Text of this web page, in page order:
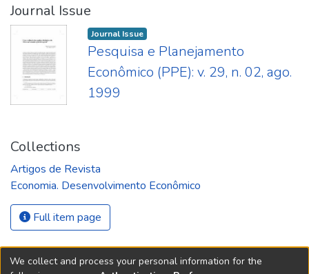
Journal Issue
Journal Issue
Pesquisa e Planejamento
Econômico (PPE): v. 29, n. 02, ago.
1999
Collections
Artigos de Revista
Economia. Desenvolvimento Econômico
Full item page
We collect and process your personal information for the